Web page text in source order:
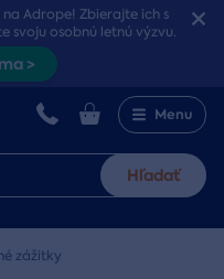
Adrope! Zbierajte ich s
svoju osobnú letnú výzvu.
>
Menu
Hľadať
zážitky